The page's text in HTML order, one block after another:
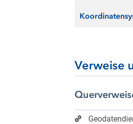
Verweise